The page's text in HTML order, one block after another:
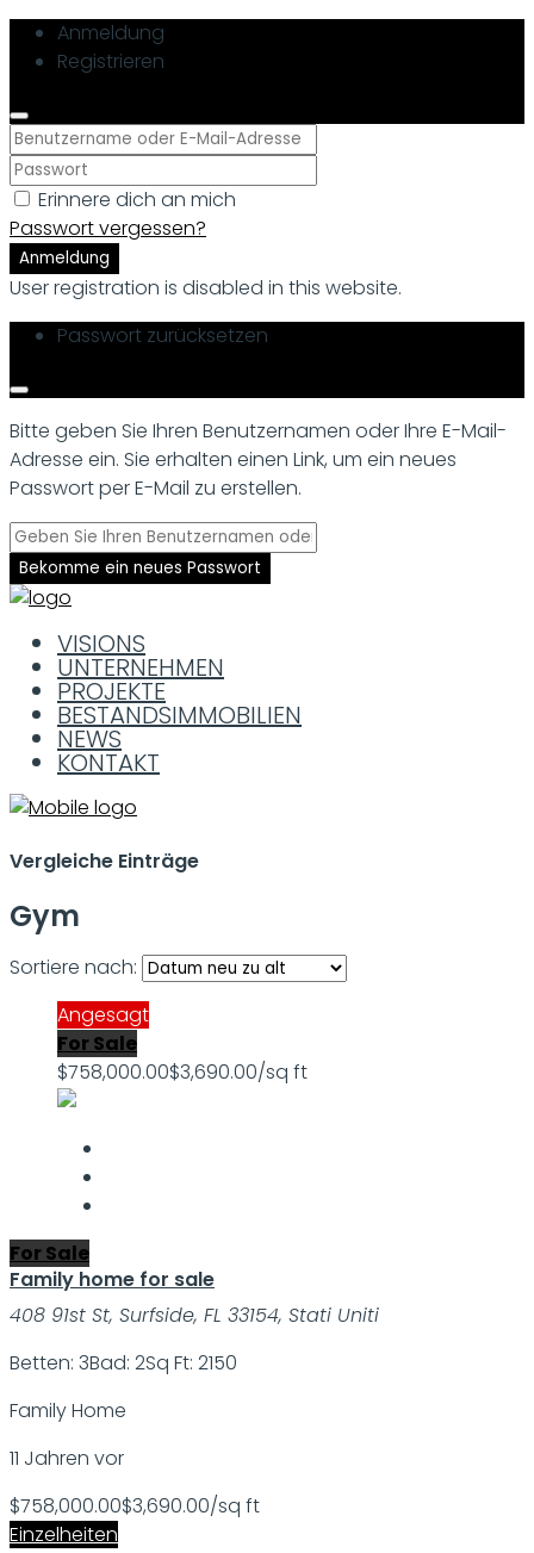
Anmeldung
Registrieren
Erinnere dich an mich
Passwort vergessen?
Anmeldung
User registration is disabled in this website.
Passwort zurücksetzen
Bitte geben Sie Ihren Benutzernamen oder Ihre E-Mail-
Adresse ein. Sie erhalten einen Link, um ein neues
Passwort per E-Mail zu erstellen.
Bekomme ein neues Passwort
VISIONS
UNTERNEHMEN
PROJEKTE
BESTANDSIMMOBILIEN
NEWS
KONTAKT
Vergleiche Einträge
Gym
Sortiere nach:
Angesagt
For Sale
$758,000.00$3,690.00/sq ft
For Sale
Family home for sale
408 91st St, Surfside, FL 33154, Stati Uniti
Betten: 3Bad: 2Sq Ft: 2150
Family Home
11 Jahren vor
$758,000.00$3,690.00/sq ft
Einzelheiten